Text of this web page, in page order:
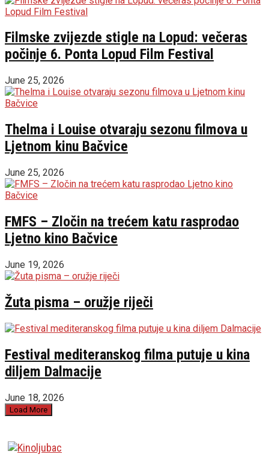
Filmske zvijezde stigle na Lopud: večeras
počinje 6. Ponta Lopud Film Festival
June 25, 2026
Thelma i Louise otvaraju sezonu filmova u
Ljetnom kinu Bačvice
June 25, 2026
FMFS – Zločin na trećem katu rasprodao
Ljetno kino Bačvice
June 19, 2026
Žuta pisma – oružje riječi
Festival mediteranskog filma putuje u kina
diljem Dalmacije
June 18, 2026
Load More